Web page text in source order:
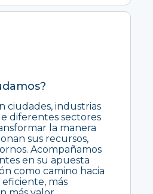
ciudades, industrias
diferentes sectores
la manera
sus recursos,
Acompañamos
en su apuesta
como camino hacia
más